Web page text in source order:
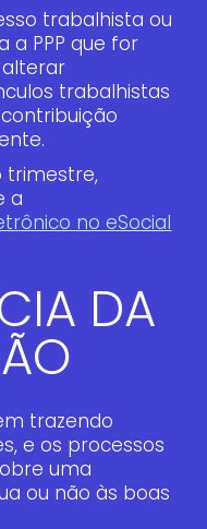
trabalhista ou
a PPP que for
trabalhistas
trimestre,
a
no eSocial
DA
trazendo
e os processos
uma
ou não às boas